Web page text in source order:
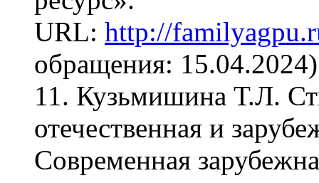
URL: http://
обращения:
11. Кузьмишина Т.Л.
отечественная и
Современная